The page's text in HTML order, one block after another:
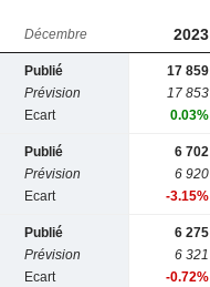
Décembre 2023
Publié
Prévision
Ecart
17 859
17 853
0.03%
Publié
Prévision
Ecart
6 702
6 920
-3.15%
Publié
Prévision
Ecart
6 275
6 321
-0.72%